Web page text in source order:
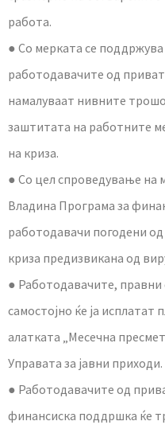
работа.
● Со мерката се
работодавачите од
намалуваат нивните
заштитата на работните
на криза.
● Со цел спроведување на
Владина Програма за
работодавачи погодени
криза предизвикана од
● Работодавачите, правни
самостојно ќе ја
алатката „Месечна
Управата за јавни приходи.
● Работодавачите од
финансиска поддршка ќе